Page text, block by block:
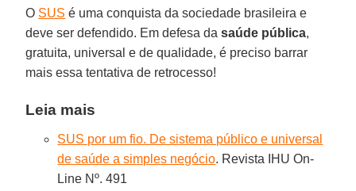
O SUS é uma conquista da sociedade brasileira e
deve ser defendido. Em defesa dasaúde pública,
gratuita, universal e de qualidade, é preciso barrar
mais essa tentativa de retrocesso!
Leia mais
SUS por um fio. De sistema público e universal
de saúde a simples negócio. Revista IHU On-
Line Nº. 491